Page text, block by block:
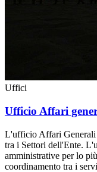
Uffici
Ufficio Affari
L'ufficio Affari Generali
tra i Settori dell'Ente.
amministrative per lo
coordinamento tra i